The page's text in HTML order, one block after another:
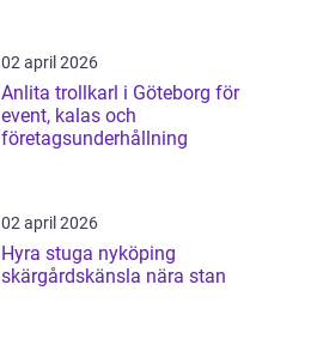
02 april 2026
Anlita trollkarl i Göteborg för
event, kalas och
företagsunderhållning
02 april 2026
Hyra stuga nyköping
skärgårdskänsla nära stan